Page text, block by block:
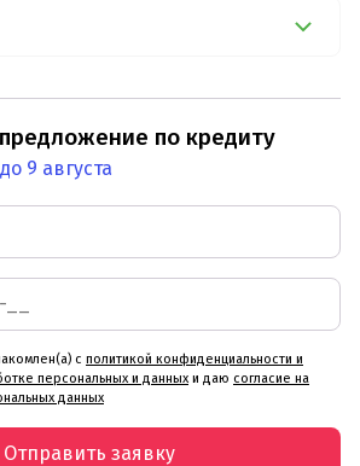
по кредиту
9 августа
с политикой конфиденциальности и
персональных и данных и даю согласие на
данных
Отправить заявку